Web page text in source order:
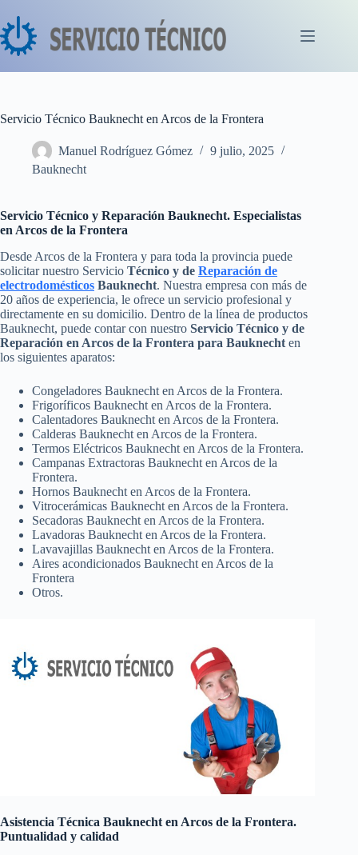
al
contenido
Servicio Técnico Bauknecht en Arcos de la Frontera
Manuel Rodríguez Gómez
9 julio, 2025
Bauknecht
Servicio Técnico y Reparación Bauknecht. Especialistas
en Arcos de la Frontera
Desde Arcos de la Frontera y para toda la provincia puede
solicitar nuestro Servicio Técnico y de Reparación de
electrodomésticos Bauknecht. Nuestra empresa con más de
20 años de experiencia, le ofrece un servicio profesional y
directamente en su domicilio. Dentro de la línea de productos
Bauknecht, puede contar con nuestro Servicio Técnico y de
Reparación en Arcos de la Frontera para Bauknecht en
los siguientes aparatos:
Congeladores Bauknecht en Arcos de la Frontera.
Frigoríficos Bauknecht en Arcos de la Frontera.
Calentadores Bauknecht en Arcos de la Frontera.
Calderas Bauknecht en Arcos de la Frontera.
Termos Eléctricos Bauknecht en Arcos de la Frontera.
Campanas Extractoras Bauknecht en Arcos de la
Frontera.
Hornos Bauknecht en Arcos de la Frontera.
Vitrocerámicas Bauknecht en Arcos de la Frontera.
Secadoras Bauknecht en Arcos de la Frontera.
Lavadoras Bauknecht en Arcos de la Frontera.
Lavavajillas Bauknecht en Arcos de la Frontera.
Aires acondicionados Bauknecht en Arcos de la
Frontera
Otros.
Asistencia Técnica Bauknecht en Arcos de la Frontera.
Puntualidad y calidad